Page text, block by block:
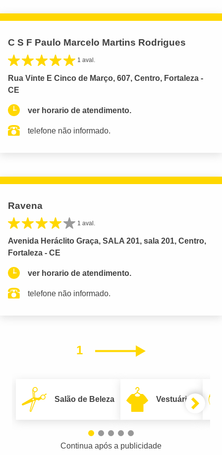
C S F Paulo Marcelo Martins Rodrigues
1 aval.
Rua Vinte E Cinco de Março, 607, Centro, Fortaleza -
CE
ver horario de atendimento.
telefone não informado.
Ravena
1 aval.
Avenida Heráclito Graça, SALA 201, sala 201, Centro,
Fortaleza - CE
ver horario de atendimento.
telefone não informado.
1 Próximo
Salão de Beleza Vestuário
Continua após a publicidade